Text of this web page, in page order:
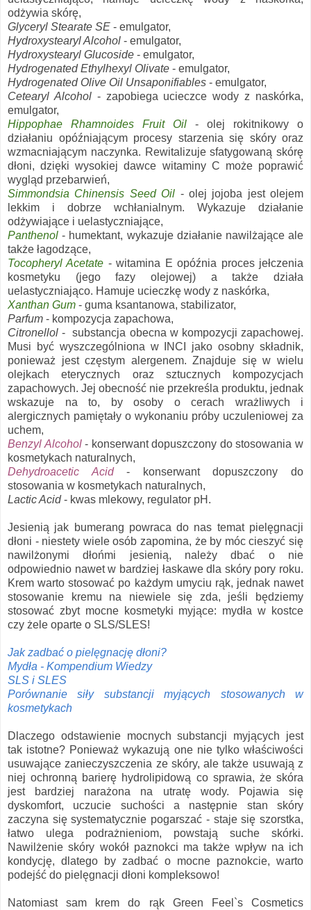
odżywia skórę,
Glyceryl Stearate SE - emulgator,
Hydroxystearyl Alcohol - emulgator,
Hydroxystearyl Glucoside - emulgator,
Hydrogenated Ethylhexyl Olivate - emulgator,
Hydrogenated Olive Oil Unsaponifiables - emulgator,
Cetearyl Alcohol - zapobiega ucieczce wody z naskórka,
emulgator,
Hippophae Rhamnoides Fruit Oil - olej rokitnikowy o
działaniu opóźniającym procesy starzenia się skóry oraz
wzmacniającym naczynka. Rewitalizuje sfatygowaną skórę
dłoni, dzięki wysokiej dawce witaminy C może poprawić
wygląd przebarwień,
Simmondsia Chinensis Seed Oil - olej jojoba jest olejem
lekkim i dobrze wchłanialnym. Wykazuje działanie
odżywiające i uelastyczniające,
Panthenol - humektant, wykazuje działanie nawilżające ale
także łagodzące,
Tocopheryl Acetate - witamina E opóźnia proces jełczenia
kosmetyku (jego fazy olejowej) a także działa
uelastyczniająco. Hamuje ucieczkę wody z naskórka,
Xanthan Gum - guma ksantanowa, stabilizator,
Parfum - kompozycja zapachowa,
Citronellol- substancja obecna w kompozycji zapachowej.
Musi być wyszczególniona w INCI jako osobny składnik,
ponieważ jest częstym alergenem. Znajduje się w wielu
olejkach eterycznych oraz sztucznych kompozycjach
zapachowych. Jej obecność nie przekreśla produktu, jednak
wskazuje na to, by osoby o cerach wrażliwych i
alergicznych pamiętały o wykonaniu próby uczuleniowej za
uchem,
Benzyl Alcohol- konserwant dopuszczony do stosowania w
kosmetykach naturalnych,
Dehydroacetic Acid- konserwant dopuszczony do
stosowania w kosmetykach naturalnych,
Lactic Acid- kwas mlekowy, regulator pH.
Jesienią jak bumerang powraca do nas temat pielęgnacji
dłoni - niestety wiele osób zapomina, że by móc cieszyć się
nawilżonymi dłońmi jesienią, należy dbać o nie
odpowiednio nawet w bardziej łaskawe dla skóry pory roku.
Krem warto stosować po każdym umyciu rąk, jednak nawet
stosowanie kremu na niewiele się zda, jeśli będziemy
stosować zbyt mocne kosmetyki myjące: mydła w kostce
czy żele oparte o SLS/SLES!
Jak zadbać o pielęgnację dłoni?
Mydła - Kompendium Wiedzy
SLS i SLES
Porównanie siły substancji myjących stosowanych w
kosmetykach
Dlaczego odstawienie mocnych substancji myjących jest
tak istotne? Ponieważ wykazują one nie tylko właściwości
usuwające zanieczyszczenia ze skóry, ale także usuwają z
niej ochronną barierę hydrolipidową co sprawia, że skóra
jest bardziej narażona na utratę wody. Pojawia się
dyskomfort, uczucie suchości a następnie stan skóry
zaczyna się systematycznie pogarszać - staje się szorstka,
łatwo ulega podrażnieniom, powstają suche skórki.
Nawilżenie skóry wokół paznokci ma także wpływ na ich
kondycję, dlatego by zadbać o mocne paznokcie, warto
podejść do pielęgnacji dłoni kompleksowo!
Natomiast sam krem do rąk Green Feel`s Cosmetics